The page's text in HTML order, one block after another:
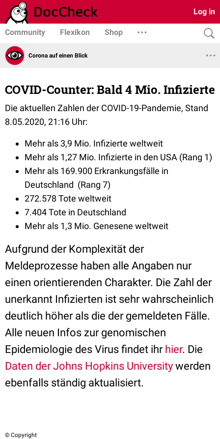
Log in
Community Flexikon Shop
Corona auf einen Blick
COVID-Counter: Bald 4 Mio. Infizierte
Die aktuellen Zahlen der COVID-19-Pandemie, Stand
8.05.2020, 21:16 Uhr:
Mehr als 3,9 Mio. Infizierte weltweit
Mehr als 1,27 Mio. Infizierte in den USA (Rang 1)
Mehr als 169.900 Erkrankungsfälle in
Deutschland (Rang 7)
272.578 Tote weltweit
7.404 Tote in Deutschland
Mehr als 1,3 Mio. Genesene weltweit
Aufgrund der Komplexität der
Meldeprozesse haben alle Angaben nur
einen orientierenden Charakter. Die Zahl der
unerkannt Infizierten ist sehr wahrscheinlich
deutlich höher als die der gemeldeten Fälle.
Alle neuen Infos zur genomischen
Epidemiologie des Virus findet ihr hier. Die
Daten der Johns Hopkins University werden
ebenfalls ständig aktualisiert.
© Copyright